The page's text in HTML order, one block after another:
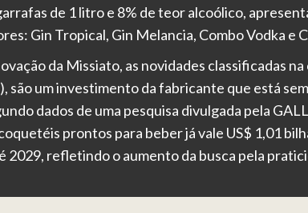
de 1 litro e 8% de teor alcoólico,
Gin Tropical, Gin Melancia, Combo Vodka e
da Missiato, as novidades classificadas
são um investimento da fabricante que está
dados de uma pesquisa divulgada pela
prontos para beber já vale US$ 1,01
2029, refletindo o aumento da busca pela